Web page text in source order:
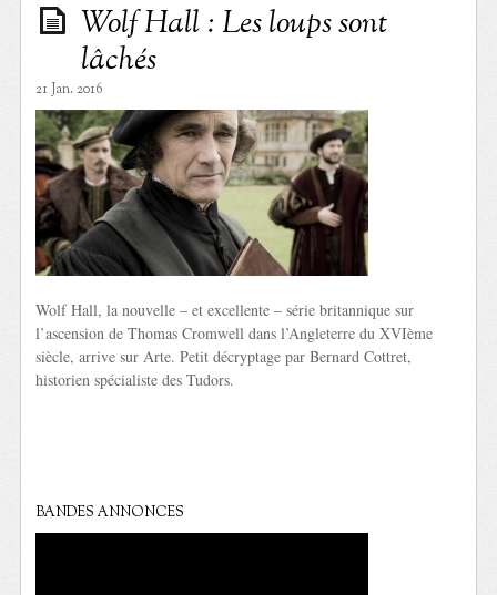
Wolf Hall : Les loups sont
lâchés
21 Jan. 2016
Wolf Hall, la nouvelle – et excellente – série britannique sur
l’ascension de Thomas Cromwell dans l’Angleterre du XVIème
siècle, arrive sur Arte. Petit décryptage par Bernard Cottret,
historien spécialiste des Tudors.
BANDES ANNONCES